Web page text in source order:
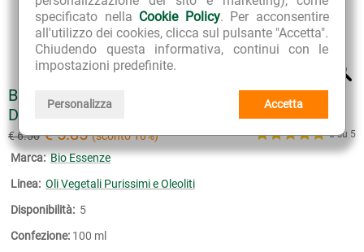
specificato nella Cookie Policy. Per acconsentire
all'utilizzo dei cookies, clicca sul pulsante "Accetta".
Chiudendo questa informativa, continui con le
impostazioni predefinite.
Personalizza Accetta
BIO ESSENZE OLIO PURISSIMO DI MANDORLE
DOLCI 100 ML
€ 6.50 € 5.85(sconto 10%) 5 su 5
Marca: Bio Essenze
Linea: Oli Vegetali Purissimi e Oleoliti
Disponibilità: 5
Confezione: 100 ml